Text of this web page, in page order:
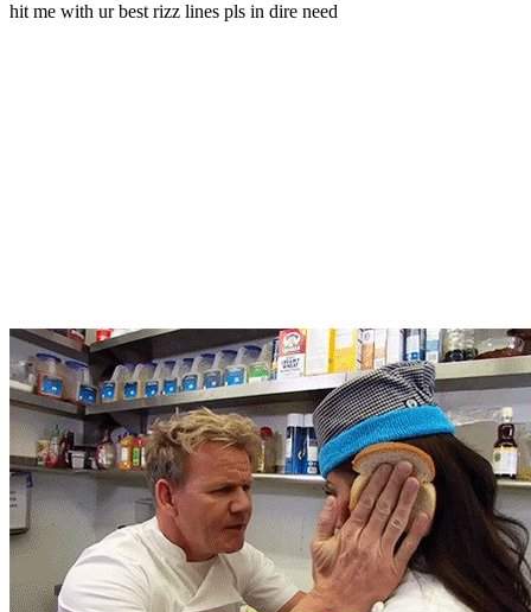
hit me with ur best rizz lines pls in dire need